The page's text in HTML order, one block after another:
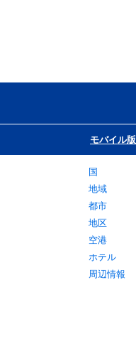
モバイル版
国
地域
都市
地区
空港
ホテル
周辺情報